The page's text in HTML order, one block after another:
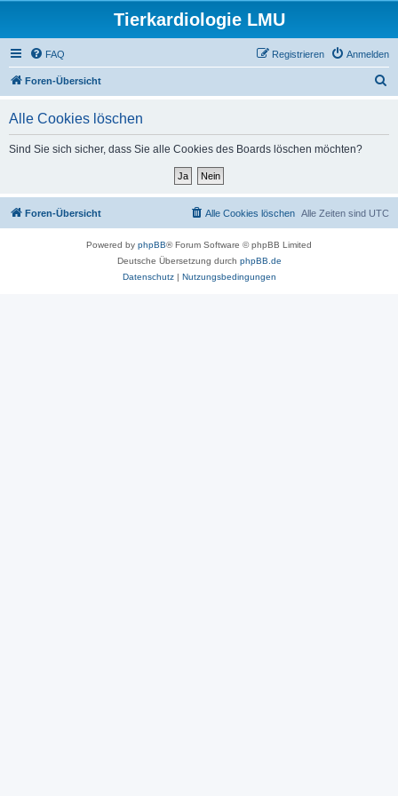
Tierkardiologie LMU
FAQ Anmelden
Registrieren
Foren-Übersicht
Alle Cookies löschen
Sind Sie sich sicher, dass Sie alle Cookies des Boards löschen möchten?
Foren-Übersicht Alle Zeiten sind UTC
Alle Cookies löschen
Powered by phpBB® Forum Software © phpBB Limited
Deutsche Übersetzung durch phpBB.de
Datenschutz| Nutzungsbedingungen